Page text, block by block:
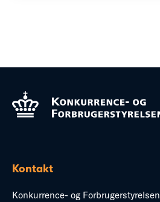
Kontakt
Konkurrence- og Forbrugerstyrelsen